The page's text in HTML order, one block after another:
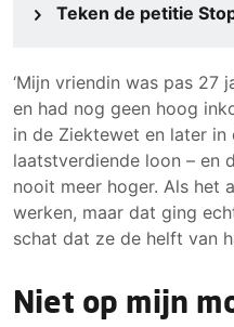
Teken de petitie
‘Mijn vriendin was pas
en had nog geen hoog
in de Ziektewet en later in
laatstverdiende loon – en
nooit meer hoger. Als het
werken, maar dat ging
schat dat ze de helft van
Niet op mijn